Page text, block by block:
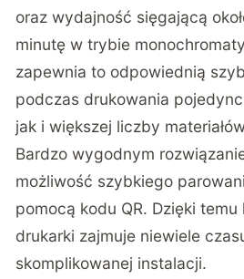
oraz wydajność sięgającą
minutę w trybie
zapewnia to odpowiednią
podczas drukowania
jak i większej liczby
Bardzo wygodnym
możliwość szybkiego
pomocą kodu QR. Dzięki
drukarki zajmuje niewiele
skomplikowanej instalacji.